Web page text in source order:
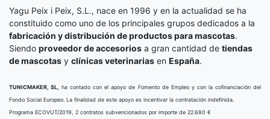
Yagu Peix i Peix, S.L., nace en 1996 y en la actualidad se ha
constituido como uno de los principales grupos dedicados a la
fabricación y distribución de productos para mascotas.
Siendo proveedor de accesorios a gran cantidad de tiendas
de mascotas y clínicas veterinarias en España.
TUNICMAKER, SL,
ha contado con el apoyo de Fomento de Empleo y con la cofinanciación del
Fondo Social Europeo. La finalidad de este apoyo es incentivar la contratación indefinida.
Programa ECOVUT/2019, 2 contratos subvencionados por importe de 22.680 €